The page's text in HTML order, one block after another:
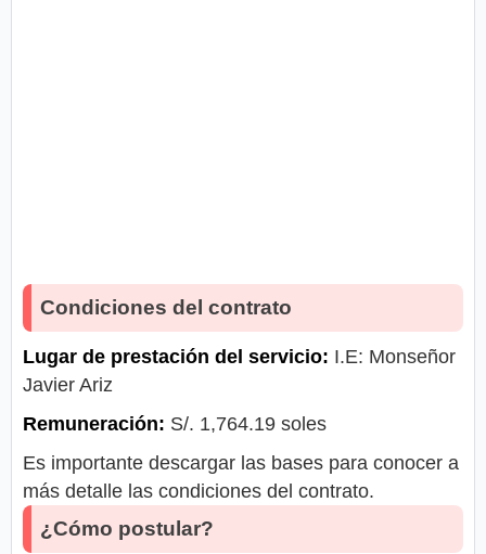
Condiciones del contrato
Lugar de prestación del servicio: I.E: Monseñor
Javier Ariz
Remuneración: S/. 1,764.19 soles
Es importante descargar las bases para conocer a
más detalle las condiciones del contrato.
¿Cómo postular?